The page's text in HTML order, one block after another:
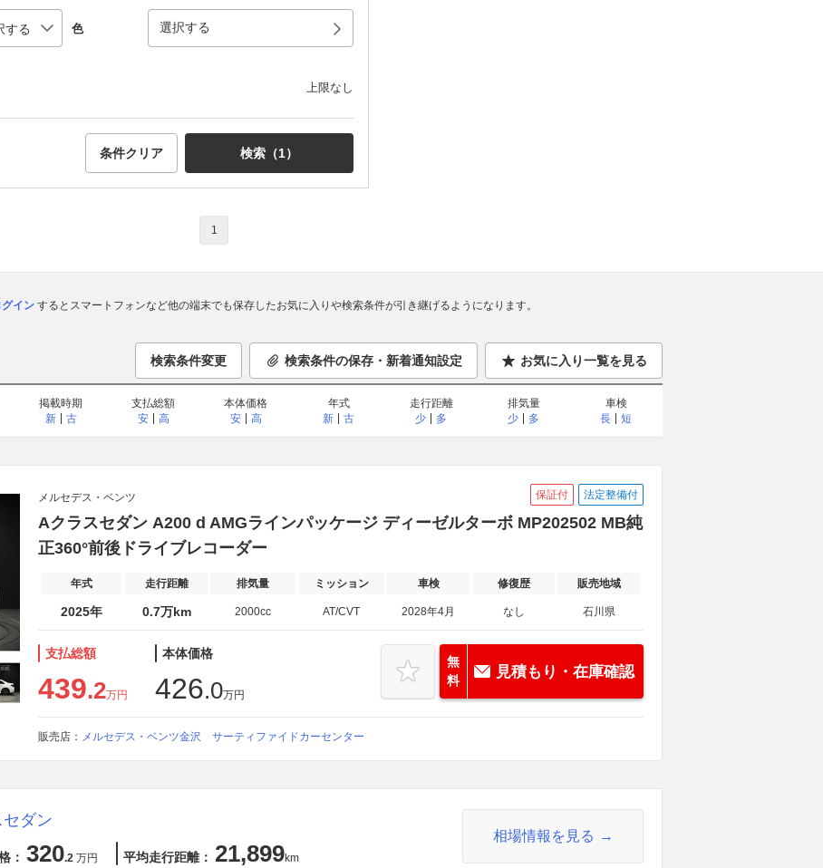
色 選択する
上限なし
条件クリア 検索（1）
1
インするとスマートフォンなど他の端末でも保存したお気に入りや検索条件が引き継げるようになります。
検索条件変更 検索条件の保存・新着通知設定 お気に入り一覧を見る
掲載時期
新
古
支払総額
安
高
本体価格
安
高
年式
新
古
走行距離
少
多
排気量
少
多
車検
長
短
メルセデス・ベンツ 保証付 法定整備付
Aクラスセダン A200 d AMGラインパッケージ ディーゼルターボ MP202502 MB純
正360°前後ドライブレコーダー
年式 走行距離 排気量 ミッション 車検 修復歴 販売地域
2025年 0.7万km 2000cc AT/CVT 2028年4月 なし 石川県
支払総額
439.2万円
本体価格
426.0万円
無
料
見積もり・在庫確認
販売店： メルセデス・ベンツ金沢 サーティファイドカーセンター
ダン
： 320.2 万円 平均走行距離： 21,899km
相場情報を見る